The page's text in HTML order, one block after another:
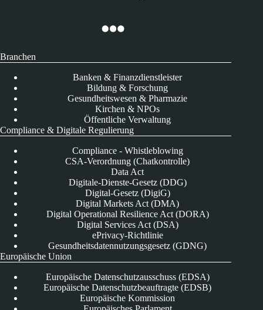
Branchen
Banken & Finanzdienstleister
Bildung & Forschung
Gesundheitswesen & Pharmazie
Kirchen & NPOs
Öffentliche Verwaltung
Compliance & Digitale Regulierung
Compliance - Whistleblowing
CSA-Verordnung (Chatkontrolle)
Data Act
Digitale-Dienste-Gesetz (DDG)
Digital-Gesetz (DigiG)
Digital Markets Act (DMA)
Digital Operational Resilience Act (DORA)
Digital Services Act (DSA)
ePrivacy-Richtlinie
Gesundheitsdatennutzungsgesetz (GDNG)
Europäische Union
Europäische Datenschutzausschuss (EDSA)
Europäische Datenschutzbeauftragte (EDSB)
Europäische Kommission